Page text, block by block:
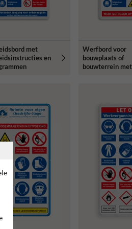
met
en
Werfbord voor
bouwplaats of
bouwterrein